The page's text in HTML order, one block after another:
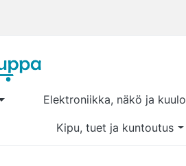
Elektroniikka, näkö ja kuulo
Kipu, tuet ja kuntoutus